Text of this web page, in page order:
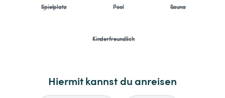
Spielplatz Pool Sauna
Kinderfreundlich
Hiermit kannst du anreisen